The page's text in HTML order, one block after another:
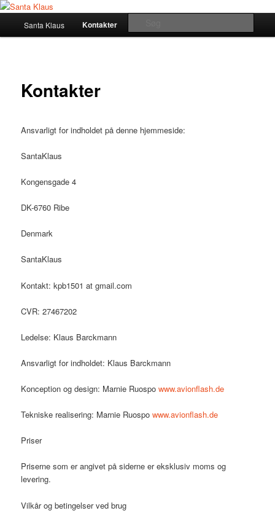
Fortsæt
Santa Klaus Kontakter
Kontakter
Ansvarligt for indholdet på denne hjemmeside:
SantaKlaus
Kongensgade 4
DK-6760 Ribe
Denmark
SantaKlaus
Kontakt: kpb1501 at gmail.com
CVR: 27467202
Ledelse: Klaus Barckmann
Ansvarligt for indholdet: Klaus Barckmann
Konception og design: Marnie Ruospowww.avionflash.de
Tekniske realisering: Marnie Ruospowww.avionflash.de
Priser
Priserne som er angivet på siderne er eksklusiv moms og
levering.
Vilkår og betingelser ved brug